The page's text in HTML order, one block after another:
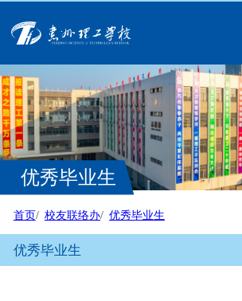
优秀毕业生
首页 校友联络办 优秀毕业生
优秀毕业生